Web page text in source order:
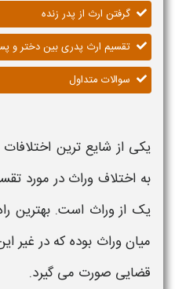
گرفتن ارث از پدر زنده
تقسیم ارث پدری بین دختر و
سوالات متداول
یکی از شایع ترین
به اختلاف وراث در مورد
یک از وراث است. بهترین
میان وراث بوده که در غیر
قضایی صورت می گیرد.